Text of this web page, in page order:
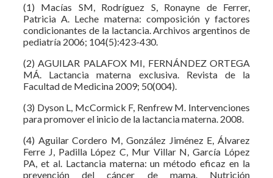
(1) Macías SM, Rodríguez S, Ronayne de Ferrer,
Patricia A. Leche materna: composición y factores
condicionantes de la lactancia. Archivos argentinos de
pediatría 2006; 104(5):423-430.
(2) AGUILAR PALAFOX MI, FERNÁNDEZ ORTEGA
MÁ. Lactancia materna exclusiva. Revista de la
Facultad de Medicina 2009; 50(004).
(3) Dyson L, McCormick F, Renfrew M. Intervenciones
para promover el inicio de la lactancia materna. 2008.
(4) Aguilar Cordero M, González Jiménez E, Álvarez
Ferre J, Padilla López C, Mur Villar N, García López
PA, et al. Lactancia materna: un método eficaz en la
prevención del cáncer de mama. Nutrición